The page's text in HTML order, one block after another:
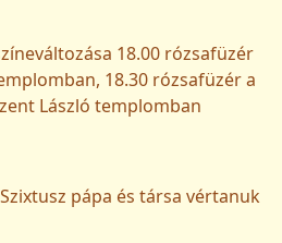
18.00 rózsafüzér
18.30 rózsafüzér a
László templomban
pápa és társa vértanuk